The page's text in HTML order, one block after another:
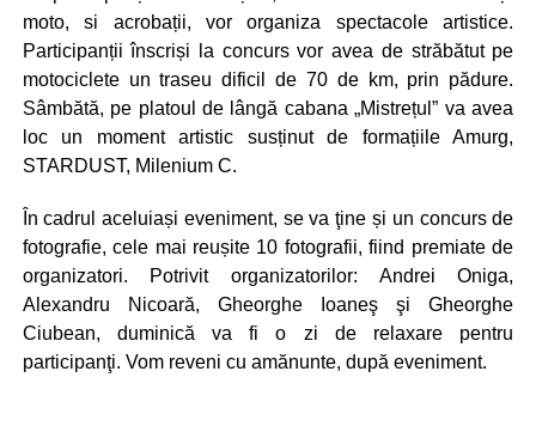
moto, si acrobații, vor organiza spectacole artistice.
Participanții înscriși la concurs vor avea de străbătut pe
motociclete un traseu dificil de 70 de km, prin pădure.
Sâmbătă, pe platoul de lângă cabana „Mistrețul” va avea
loc un moment artistic susținut de formațiile Amurg,
STARDUST, Milenium C.
În cadrul aceluiași eveniment, se va ţine și un concurs de
fotografie, cele mai reușite 10 fotografii, fiind premiate de
organizatori. Potrivit organizatorilor: Andrei Oniga,
Alexandru Nicoară, Gheorghe Ioaneş şi Gheorghe
Ciubean, duminică va fi o zi de relaxare pentru
participanţi. Vom reveni cu amănunte, după eveniment.